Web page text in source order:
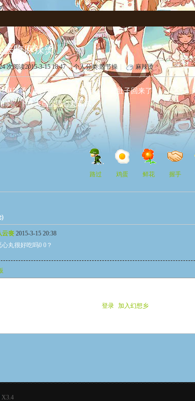
去吃麻辣烫
次阅读2015-3-15 18:47 | 个人分类:致节操 麻辣烫
麻辣烫，点了20 的才，多 了，捂着肚子回来了。
制。下次去点点恶心丸试试。
路过 鸡蛋 鲜花 握手
)
云丧 2015-3-15 20:38
心丸很好吃吗0 0？
登录| 加入幻想乡
X3.4